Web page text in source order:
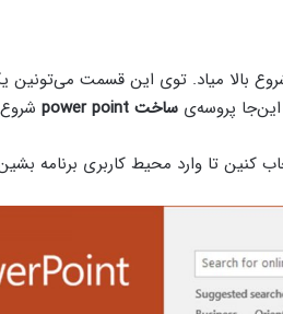
بالا میاد. توی این قسمت می‌تونین
این‌جا پروسه‌یساختpower point